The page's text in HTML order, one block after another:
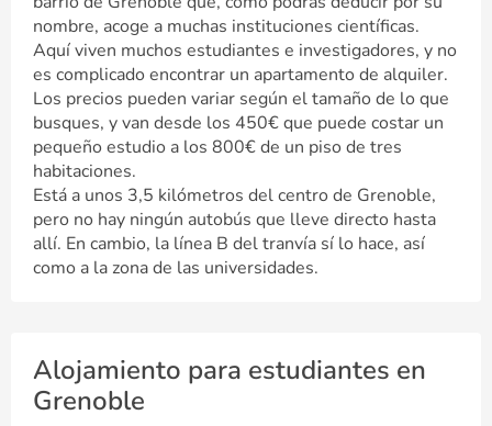
nombre, acoge a muchas instituciones científicas.
Aquí viven muchos estudiantes e investigadores, y no
es complicado encontrar un apartamento de alquiler.
Los precios pueden variar según el tamaño de lo que
busques, y van desde los 450€ que puede costar un
pequeño estudio a los 800€ de un piso de tres
habitaciones.
Está a unos 3,5 kilómetros del centro de Grenoble,
pero no hay ningún autobús que lleve directo hasta
allí. En cambio, la línea B del tranvía sí lo hace, así
como a la zona de las universidades.
Alojamiento para estudiantes en
Grenoble